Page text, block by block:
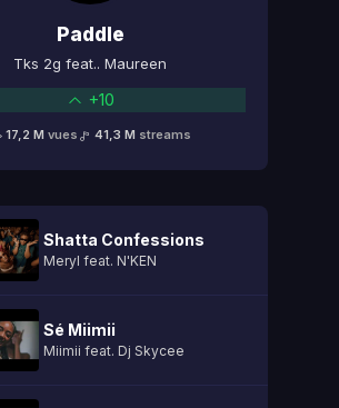
Paddle
Tks 2g feat.. Maureen
+10
17,2 M vues 41,3 M streams
Shatta Confessions
Meryl feat. N'KEN
Sé Miimii
Miimii feat. Dj Skycee